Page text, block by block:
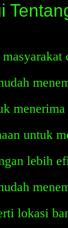
menerima
untuk
lebih
lokasi